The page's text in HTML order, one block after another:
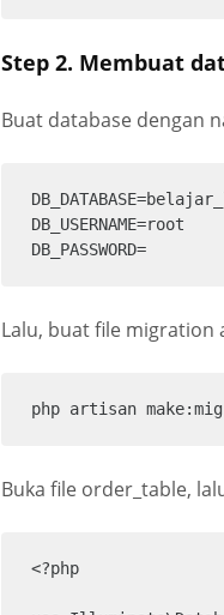
Step 2. Membuat
Buat database dengan
DB_USERNAME=root
DB_PASSWORD=
Lalu, buat file migration
php artisan
Buka file order_table,
<?php